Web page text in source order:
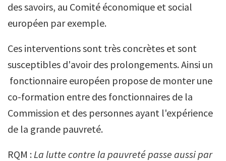
des savoirs, au Comité économique et social
européen par exemple.
Ces interventions sont très concrètes et sont
susceptibles d'avoir des prolongements. Ainsi un
fonctionnaire européen propose de monter une
co-formation entre des fonctionnaires de la
Commission et des personnes ayant l'expérience
de la grande pauvreté.
RQM :La lutte contre la pauvreté passe aussi par